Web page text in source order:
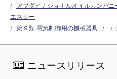
アブダビナショナルオイルカンパ
エスシー
第９類 電気制御用の機械器具
エ
ニュースリリース